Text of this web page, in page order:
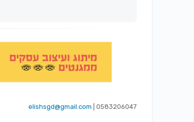
0583206047 |
elishsgd@gmail.com